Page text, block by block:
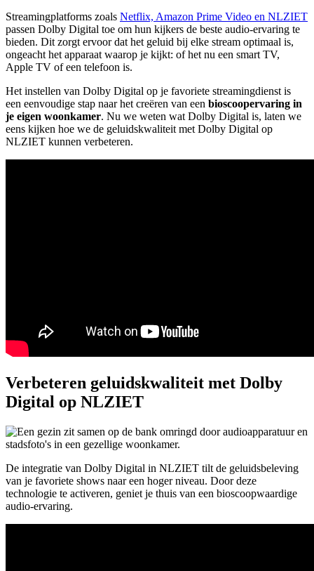
Streamingplatforms zoals Netflix, Amazon Prime Video en NLZIET
passen Dolby Digital toe om hun kijkers de beste audio-ervaring te
bieden. Dit zorgt ervoor dat het geluid bij elke stream optimaal is,
ongeacht het apparaat waarop je kijkt: of het nu een smart TV,
Apple TV of een telefoon is.
Het instellen van Dolby Digital op je favoriete streamingdienst is
een eenvoudige stap naar het creëren van een bioscoopervaring in
je eigen woonkamer. Nu we weten wat Dolby Digital is, laten we
eens kijken hoe we de geluidskwaliteit met Dolby Digital op
NLZIET kunnen verbeteren.
Verbeteren geluidskwaliteit met Dolby
Digital op NLZIET
De integratie van Dolby Digital in NLZIET tilt de geluidsbeleving
van je favoriete shows naar een hoger niveau. Door deze
technologie te activeren, geniet je thuis van een bioscoopwaardige
audio-ervaring.